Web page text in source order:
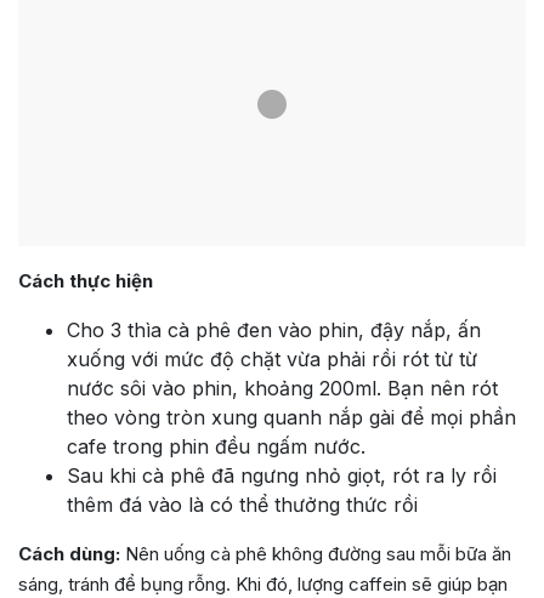
Cách thực hiện
Cho 3 thìa cà phê đen vào phin, đậy nắp, ấn
xuống với mức độ chặt vừa phải rồi rót từ từ
nước sôi vào phin, khoảng 200ml. Bạn nên rót
theo vòng tròn xung quanh nắp gài để mọi phần
cafe trong phin đều ngấm nước.
Sau khi cà phê đã ngưng nhỏ giọt, rót ra ly rồi
thêm đá vào là có thể thưởng thức rồi
Cách dùng: Nên uống cà phê không đường sau mỗi bữa ăn
sáng, tránh để bụng rỗng. Khi đó, lượng caffein sẽ giúp bạn